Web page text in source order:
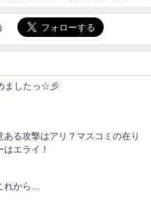
ましたっ☆彡
ある攻撃はアリ？マスコミの在り
エライ！
れから…